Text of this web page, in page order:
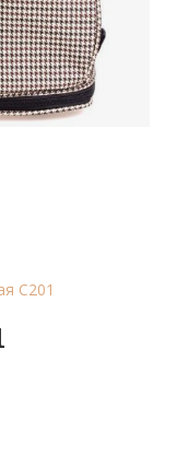
С201